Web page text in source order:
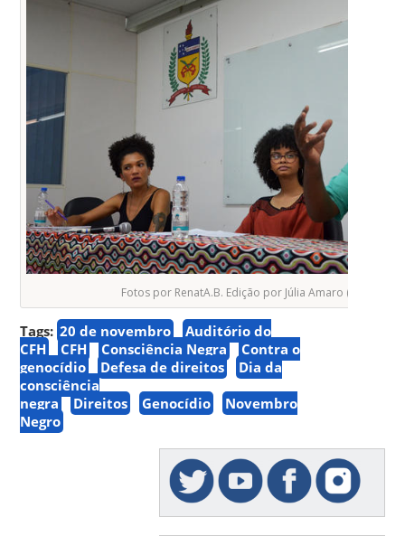
Fotos por RenatA.B. Edição por Júlia Amaro (
Tags: 20 de novembro
Auditório do
CFH
CFH Consciência Negra
Contra o
genocídio
Defesa de direitos
Dia da
consciência
negra
Direitos Genocídio
Novembro
Negro